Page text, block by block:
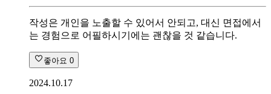
작성은 개인을 노출할 수 있어서 안되고, 대신 면접에서
는 경험으로 어필하시기에는 괜찮을 것 같습니다.
좋아요 0
2024.10.17